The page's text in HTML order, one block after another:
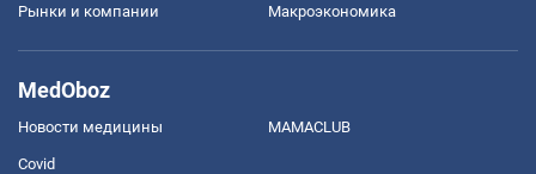
Рынки и компании Mакроэкономика
MedOboz
Новости медицины MAMACLUB
Covid